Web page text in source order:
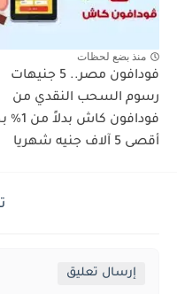
منذ بضع لحظات
فودافون مصر.. 5 جنيهات
رسوم السحب النقدي من
فودافون كاش
أقصى 5 آلاف جنيه شهريا
إرسال تعليق